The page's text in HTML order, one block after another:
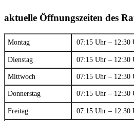
aktuelle Öffnungszeiten des
Montag 07:15 Uhr – 12:30
Dienstag 07:15 Uhr – 12:30
Mittwoch 07:15 Uhr – 12:30
Donnerstag 07:15 Uhr – 12:30
Freitag 07:15 Uhr – 12:30